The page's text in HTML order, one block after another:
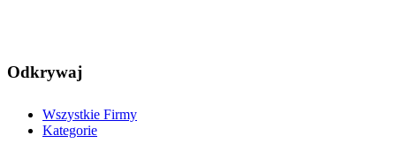
Odkrywaj
Wszystkie Firmy
Kategorie